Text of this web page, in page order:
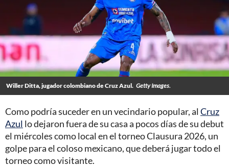
Willer Ditta, jugador colombiano de Cruz Azul. Getty Images.
Como podría suceder en un vecindario popular, al Cruz
Azul lo dejaron fuera de su casa a pocos días de su debut
el miércoles como local en el torneo Clausura 2026, un
golpe para el coloso mexicano, que deberá jugar todo el
torneo como visitante.